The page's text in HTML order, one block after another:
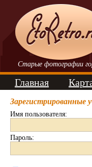
Старые фотографии
Главная
Зарегистрированные
Имя пользователя:
Пароль: